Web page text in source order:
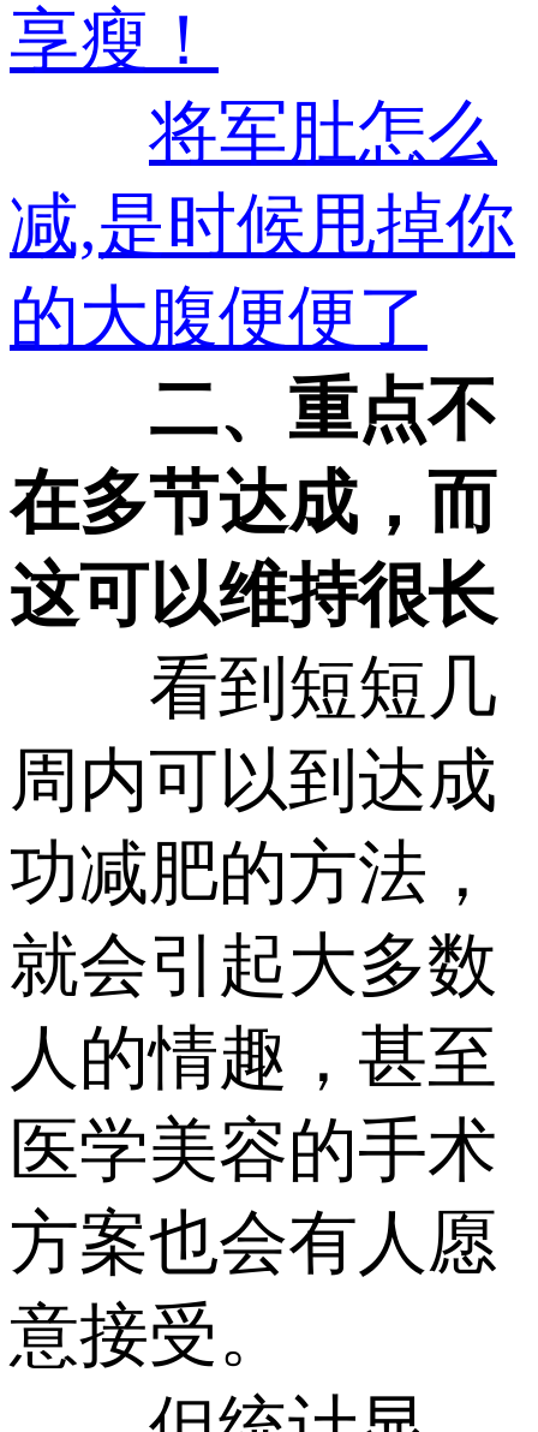
享瘦！
将军肚怎么
减,是时候甩掉你
的大腹便便了
二、重点不
在多节达成，而
这可以维持很长
看到短短几
周内可以到达成
功减肥的方法，
就会引起大多数
人的情趣，甚至
医学美容的手术
方案也会有人愿
意接受。